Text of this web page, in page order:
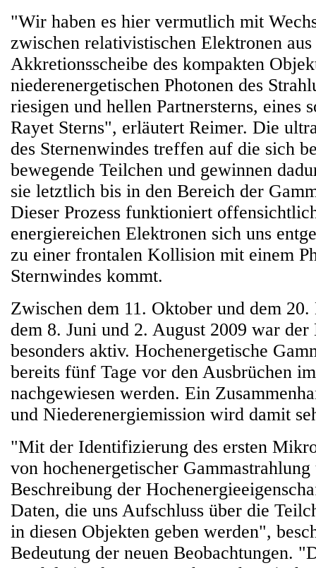
"Wir haben es hier vermutlich mit
zwischen relativistischen Elektronen aus
Akkretionsscheibe des kompakten
niederenergetischen Photonen des
riesigen und hellen Partnersterns, eines
Rayet Sterns", erläutert Reimer. Die
des Sternenwindes treffen auf die sich
bewegende Teilchen und gewinnen
sie letztlich bis in den Bereich der
Dieser Prozess funktioniert
energiereichen Elektronen sich uns
zu einer frontalen Kollision mit einem
Sternwindes kommt.
Zwischen dem 11. Oktober und dem
dem 8. Juni und 2. August 2009 war
besonders aktiv. Hochenergetische
bereits fünf Tage vor den Ausbrüchen
nachgewiesen werden. Ein
und Niederenergiemission wird damit
"Mit der Identifizierung des ersten
von hochenergetischer Gammastrahlung
Beschreibung der
Daten, die uns Aufschluss über die
in diesen Objekten geben werden",
Bedeutung der neuen Beobachtungen.